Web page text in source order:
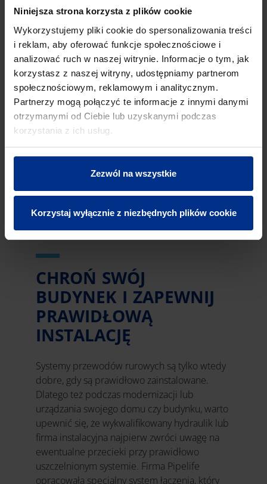
Niniejsza strona korzysta z plików cookie
Wykorzystujemy pliki cookie do spersonalizowania treści
i reklam, aby oferować funkcje społecznościowe i
analizować ruch w naszej witrynie. Informacje o tym, jak
korzystasz z naszej witryny, udostępniamy partnerom
społecznościowym, reklamowym i analitycznym.
Partnerzy mogą połączyć te informacje z innymi danymi
otrzymanymi od Ciebie lub uzyskanymi podczas
korzystania z ich usług.
Zezwól na wszystkie
Korzystaj wyłącznie z niezbędnych plików cookie
uszkodzeń, zapewniając jednocześnie
niezbędną ochronę dla długiego okresu
eksploatacji.
CHROŃ SWÓJ
BUDYNEK I ZAPEWNIJ
PRAWIDŁOWĄ
INSTALACJĘ
Systemy przewodów rurowych są tylko wtedy
dobre, gdy są prawidłowo zainstalowane.
Dlatego też podczas modernizacji lub
urządzania swojego domu czy budynku, warto
upewnić się, że wykwalifikowany hydraulik lub
firma instalacyjna najpierw zwróci uwagę na
ewentualne przecieki przy prawidłowo
uszczelnionym systemie. Firma Pipelife
opracowała specjalny system łączenia, który